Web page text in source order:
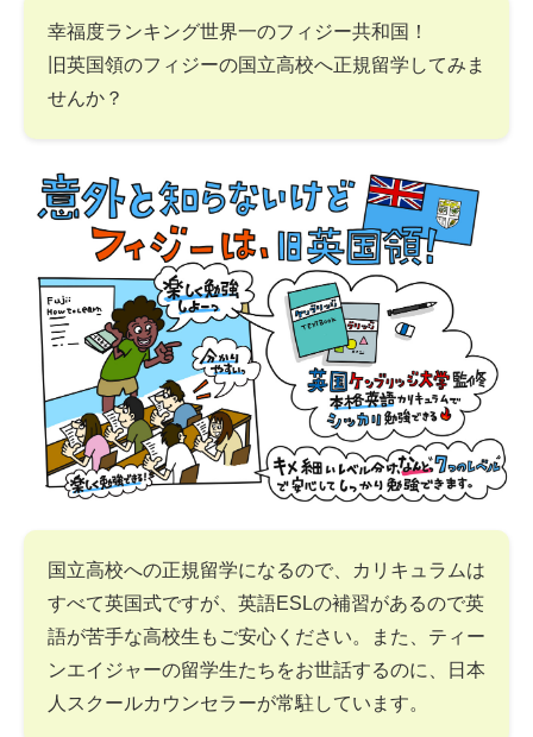
幸福度ランキング世界一のフィジー共和国！
旧英国領のフィジーの国立高校へ正規留学してみま
せんか？
国立高校への正規留学になるので、カリキュラムは
すべて英国式ですが、英語ESLの補習があるので英
語が苦手な高校生もご安心ください。また、ティー
ンエイジャーの留学生たちをお世話するのに、日本
人スクールカウンセラーが常駐しています。